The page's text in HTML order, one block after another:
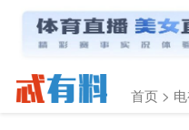
首页 >